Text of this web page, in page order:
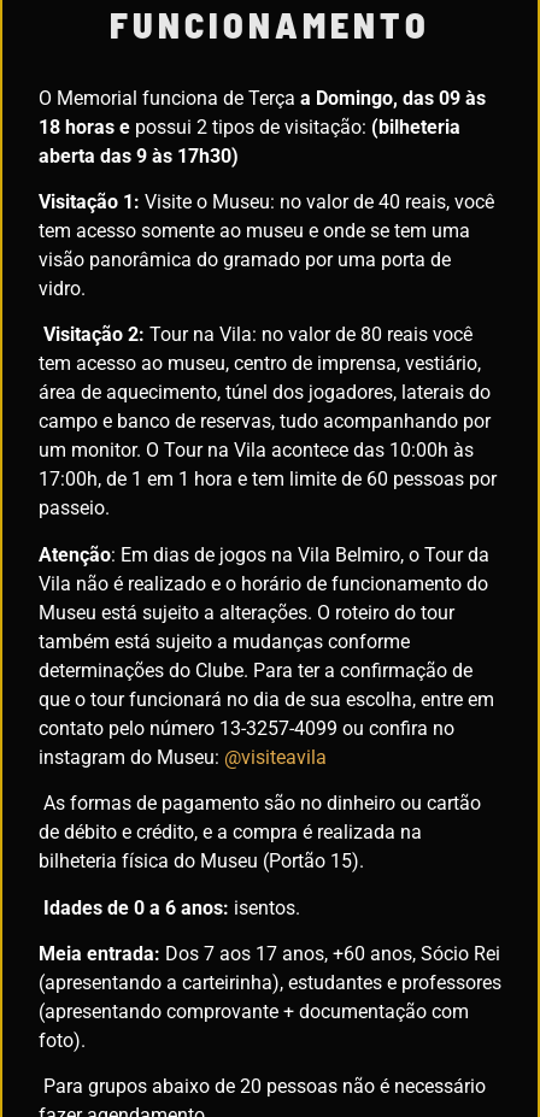
FUNCIONAMENTO
O Memorial funciona de Terça a Domingo, das 09 às
18 horas e possui 2 tipos de visitação: (bilheteria
aberta das 9 às 17h30)
Visitação 1: Visite o Museu: no valor de 40 reais, você
tem acesso somente ao museu e onde se tem uma
visão panorâmica do gramado por uma porta de
vidro.
Visitação 2: Tour na Vila: no valor de 80 reais você
tem acesso ao museu, centro de imprensa, vestiário,
área de aquecimento, túnel dos jogadores, laterais do
campo e banco de reservas, tudo acompanhando por
um monitor. O Tour na Vila acontece das 10:00h às
17:00h, de 1 em 1 hora e tem limite de 60 pessoas por
passeio.
Atenção: Em dias de jogos na Vila Belmiro, o Tour da
Vila não é realizado e o horário de funcionamento do
Museu está sujeito a alterações. O roteiro do tour
também está sujeito a mudanças conforme
determinações do Clube. Para ter a confirmação de
que o tour funcionará no dia de sua escolha, entre em
contato pelo número 13-3257-4099 ou confira no
instagram do Museu: @visiteavila
As formas de pagamento são no dinheiro ou cartão
de débito e crédito, e a compra é realizada na
bilheteria física do Museu (Portão 15).
Idades de 0 a 6 anos: isentos.
Meia entrada: Dos 7 aos 17 anos, +60 anos, Sócio Rei
(apresentando a carteirinha), estudantes e professores
(apresentando comprovante + documentação com
foto).
Para grupos abaixo de 20 pessoas não é necessário